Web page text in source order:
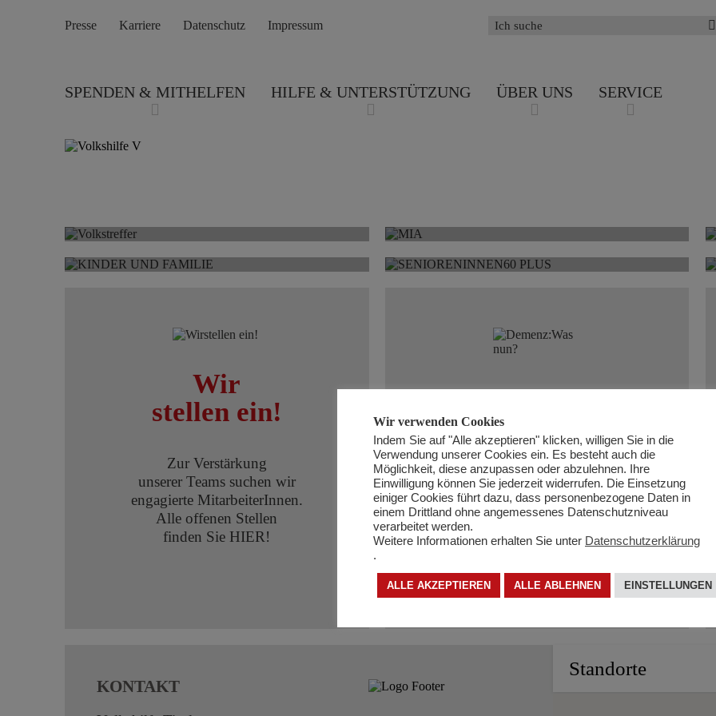
Presse Karriere Datenschutz Impressum
SPENDEN & MITHELFEN HILFE & UNTERSTÜTZUNG ÜBER UNS SERVICE
FAMILIE
60 PLUS
Wir
stellen ein!
Zur Verstärkung
unserer Teams suchen wir
engagierte MitarbeiterInnen.
Alle offenen Stellen
finden Sie HIER!
Demenz:
Was nun?
Auch heuer rückt die Volkshilfe zum
Welt-Alzheimertag am 21.09. die
Situation von Demenz erkrankten
Menschen und deren Angehörigen in den
Mittelpunkt und setzt mit dem Start des
„Volkshilfe Demenzservice“ ein
deutliches Zeichen.
KONTAKT
Wir verwenden Cookies
Indem Sie auf "Alle akzeptieren" klicken, willigen Sie in die
Verwendung unserer Cookies ein. Es besteht auch die
Möglichkeit, diese anzupassen oder abzulehnen. Ihre
Einwilligung können Sie jederzeit widerrufen. Die Einsetzung
einiger Cookies führt dazu, dass personenbezogene Daten in
einem Drittland ohne angemessenes Datenschutzniveau
verarbeitet werden.
Weitere Informationen erhalten Sie unter Datenschutzerklärung
.
ALLE AKZEPTIEREN ALLE ABLEHNEN EINSTELLUNGEN